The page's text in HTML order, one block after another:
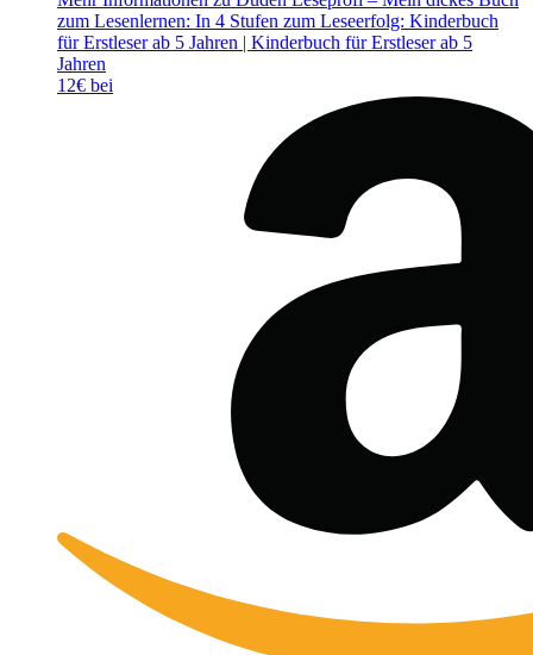
zum Lesenlernen: In 4 Stufen zum Leseerfolg: Kinderbuch
für Erstleser ab 5 Jahren | Kinderbuch für Erstleser ab 5
Jahren
12€ bei